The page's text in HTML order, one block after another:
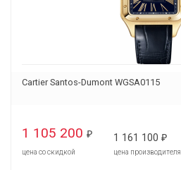
Cartier Santos-Dumont WGSA0115
1 105 200 ₽
цена со скидкой
1 161 100 ₽
цена производителя